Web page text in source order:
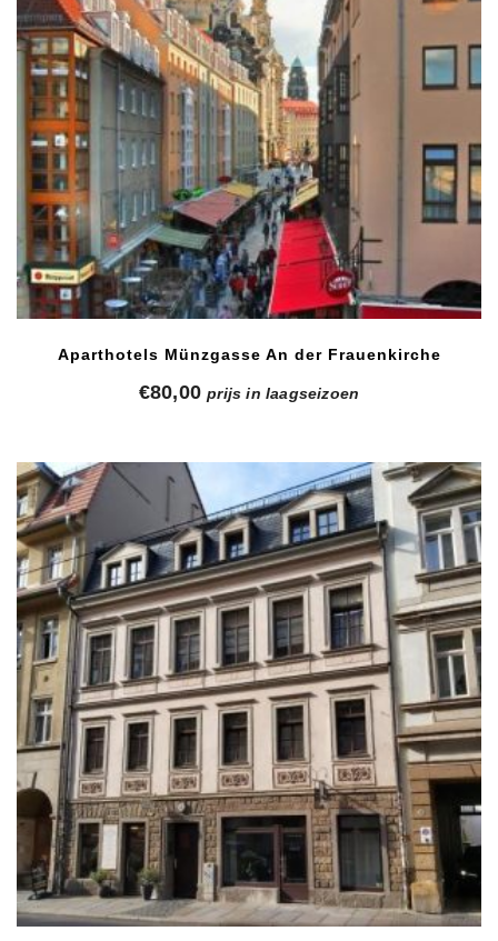
Aparthotels Münzgasse An der Frauenkirche
€80,00 prijs in laagseizoen